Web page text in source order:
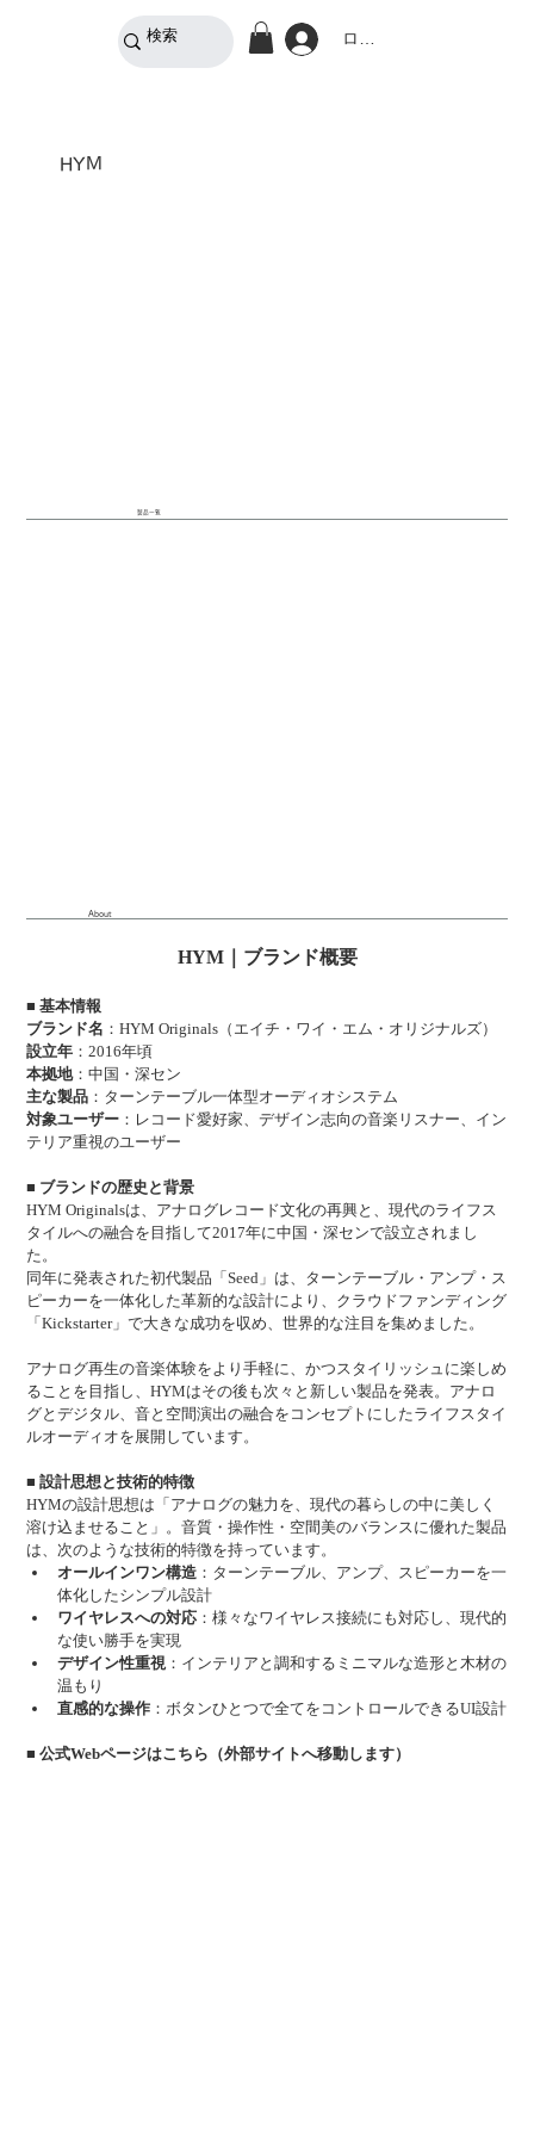
ログイン
HYM
製品一覧
About
HYM｜ブランド概要
■ 基本情報
ブランド名 ：HYM Originals（エイチ・ワイ・エム・オリジナルズ）
設立年 ：2016年頃
本拠地：中国・深セン
主な製品 ：ターンテーブル一体型オーディオシステム
対象ユーザー ：レコード愛好家、デザイン志向の音楽リスナー、イン
テリア重視のユーザー
■ ブランドの歴史と背景
HYM Originalsは、アナログレコード文化の再興と、現代のライフス
タイルへの融合を目指して2017年に中国・深センで設立されまし
た。
同年に発表された初代製品「Seed」は、ターンテーブル・アンプ・ス
ピーカーを一体化した革新的な設計により、クラウドファンディング
「Kickstarter」で大きな成功を収め、世界的な注目を集めました。
アナログ再生の音楽体験をより手軽に、かつスタイリッシュに楽しめ
ることを目指し、HYMはその後も次々と新しい製品を発表。アナロ
グとデジタル、音と空間演出の融合をコンセプトにしたライフスタイ
ルオーディオを展開しています。
■ 設計思想と技術的特徴
HYMの設計思想は「アナログの魅力を、現代の暮らしの中に美しく
溶け込ませること」。音質・操作性・空間美のバランスに優れた製品
は、次のような技術的特徴を持っています。
オールインワン構造 ：ターンテーブル、アンプ、スピーカーを一
体化したシンプル設計
ワイヤレスへの対応 ：様々なワイヤレス接続にも対応し、現代的
な使い勝手を実現
デザイン性重視：インテリアと調和するミニマルな造形と木材の
温もり
直感的な操作 ：ボタンひとつで全てをコントロールできるUI設計
■ 公式Webページはこちら（外部サイトへ移動します）